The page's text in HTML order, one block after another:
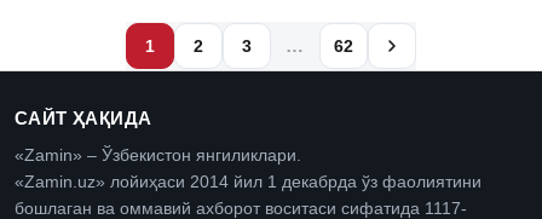
1 2 3 … 62
САЙТ ҲАҚИДА
«Zamin» – Ўзбекистон янгиликлари.
«Zamin.uz» лойиҳаси 2014 йил 1 декабрда ўз фаолиятини
бошлаган ва оммавий ахборот воситаси сифатида 1117-